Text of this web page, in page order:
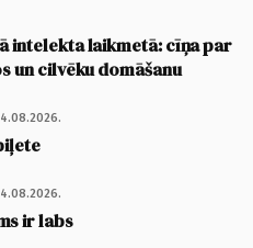
intelekta laikmetā: cīņa par
un cilvēku domāšanu
ir labs